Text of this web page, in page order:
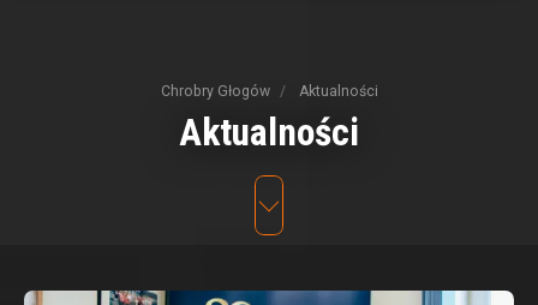
Chrobry Głogów Aktualności
Aktualności